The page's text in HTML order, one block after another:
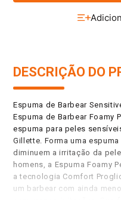
DESCRIÇÃO DO
Espuma de Barbear
Espuma de Barbear Foamy
espuma para peles
Gillette. Forma uma
diminuem a irritação da
homens, a Espuma Foamy
a tecnologia Comfort
um barbear com ainda